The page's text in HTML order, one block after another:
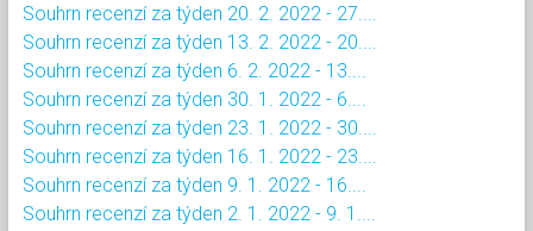
Souhrn recenzí za týden 20. 2. 2022 - 27....
Souhrn recenzí za týden 13. 2. 2022 - 20....
Souhrn recenzí za týden 6. 2. 2022 - 13....
Souhrn recenzí za týden 30. 1. 2022 - 6....
Souhrn recenzí za týden 23. 1. 2022 - 30....
Souhrn recenzí za týden 16. 1. 2022 - 23....
Souhrn recenzí za týden 9. 1. 2022 - 16....
Souhrn recenzí za týden 2. 1. 2022 - 9. 1....